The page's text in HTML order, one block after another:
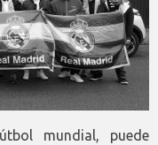
mundial, puede